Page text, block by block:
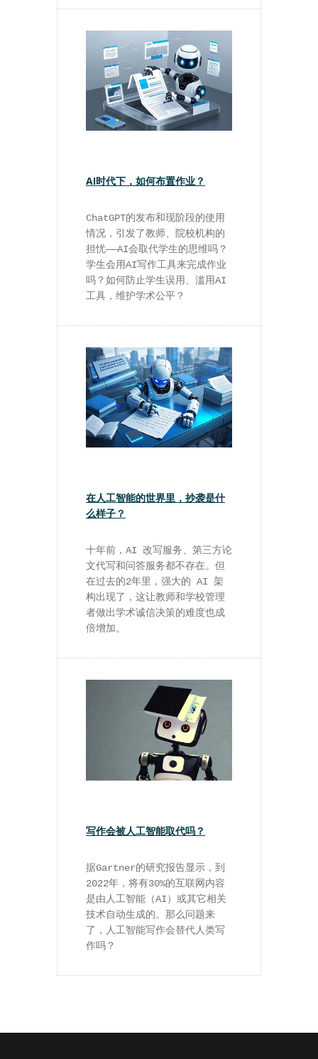
AI时代下，如何布置作业？
ChatGPT的发布和现阶段的使用
情况，引发了教师、院校机构的
担忧——AI会取代学生的思维吗？
学生会用AI写作工具来完成作业
吗？如何防止学生误用、滥用AI
工具，维护学术公平？
在人工智能的世界里，抄袭是什
么样子？
十年前，AI 改写服务、第三方论
文代写和问答服务都不存在。但
在过去的2年里，强大的 AI 架
构出现了，这让教师和学校管理
者做出学术诚信决策的难度也成
倍增加。
写作会被人工智能取代吗？
据Gartner的研究报告显示，到
2022年，将有30%的互联网内容
是由人工智能（AI）或其它相关
技术自动生成的。那么问题来
了，人工智能写作会替代人类写
作吗？